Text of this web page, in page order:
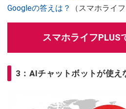
Googleの答えは？
（スマホライフ
スマホライフPLUS
3：AIチャットボットが使え